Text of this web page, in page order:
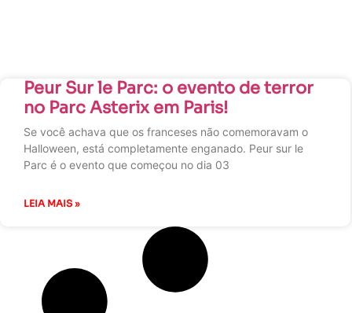
Peur Sur le Parc: o evento de terror
no Parc Asterix em Paris!
Se você achava que os franceses não comemoravam o
Halloween, está completamente enganado. Peur sur le
Parc é o evento que começou no dia 03
LEIA MAIS »